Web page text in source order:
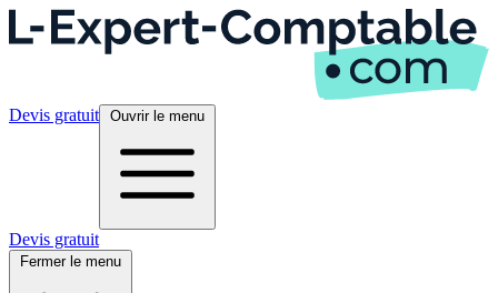
Devis gratuit Ouvrir le menu
Devis gratuit
Fermer le menu